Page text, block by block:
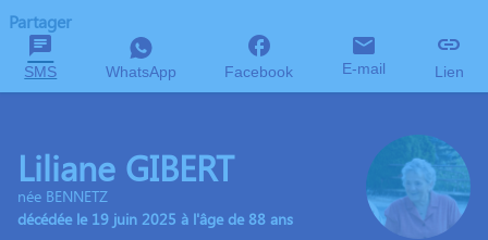
Partager
SMS WhatsApp Facebook E-mail Lien
Liliane GIBERT
née BENNETZ
décédée le 19 juin 2025 à l'âge de 88 ans